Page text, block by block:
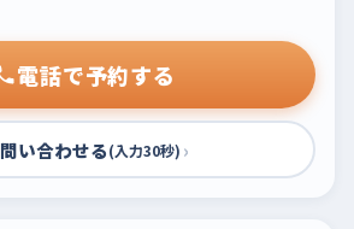
電話で予約する
問い合わせる(入力30秒) ›